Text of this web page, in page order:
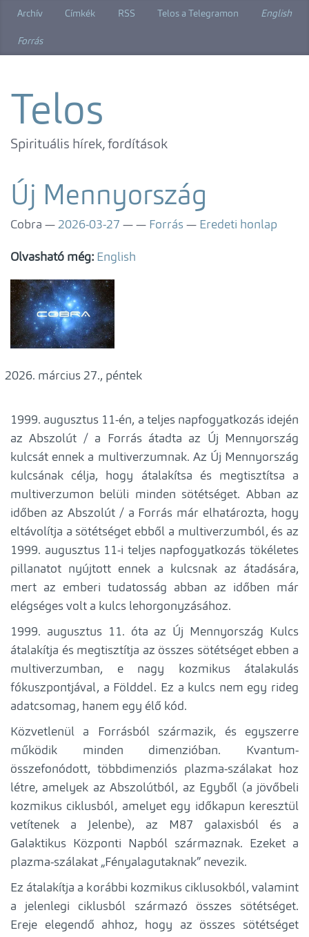
Archív Címkék RSS Telos a Telegramon English
Forrás
Telos
Spirituális hírek, fordítások
Új Mennyország
Cobra 2026-03-27 Forrás Eredeti honlap
Olvasható még: English
március 27., péntek
1999. augusztus 11-én, a teljes napfogyatkozás idején
az Abszolút / a Forrás átadta az Új Mennyország
kulcsát ennek a multiverzumnak. Az Új Mennyország
kulcsának célja, hogy átalakítsa és megtisztítsa a
multiverzumon belüli minden sötétséget. Abban az
időben az Abszolút / a Forrás már elhatározta, hogy
eltávolítja a sötétséget ebből a multiverzumból, és az
1999. augusztus 11-i teljes napfogyatkozás tökéletes
pillanatot nyújtott ennek a kulcsnak az átadására,
mert az emberi tudatosság abban az időben már
elégséges volt a kulcs lehorgonyzásához.
1999. augusztus 11. óta az Új Mennyország Kulcs
átalakítja és megtisztítja az összes sötétséget ebben a
multiverzumban, e nagy kozmikus átalakulás
fókuszpontjával, a Földdel. Ez a kulcs nem egy rideg
adatcsomag, hanem egy élő kód.
Közvetlenül a Forrásból származik, és egyszerre
működik minden dimenzióban. Kvantum-
összefonódott, többdimenziós plazma-szálakat hoz
létre, amelyek az Abszolútból, az Egyből (a jövőbeli
kozmikus ciklusból, amelyet egy időkapun keresztül
vetítenek a Jelenbe), az M87 galaxisból és a
Galaktikus Központi Napból származnak. Ezeket a
plazma-szálakat „Fényalagutaknak” nevezik.
Ez átalakítja a korábbi kozmikus ciklusokból, valamint
a jelenlegi ciklusból származó összes sötétséget.
Ereje elegendő ahhoz, hogy az összes sötétséget